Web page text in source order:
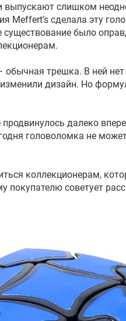
выпускают слишком
Meffert’s сделала эту
существование было
трешка. В ней нет
изменили дизайн. Но
продвинулось далеко
головоломка не
коллекционерам,
покупателю советует